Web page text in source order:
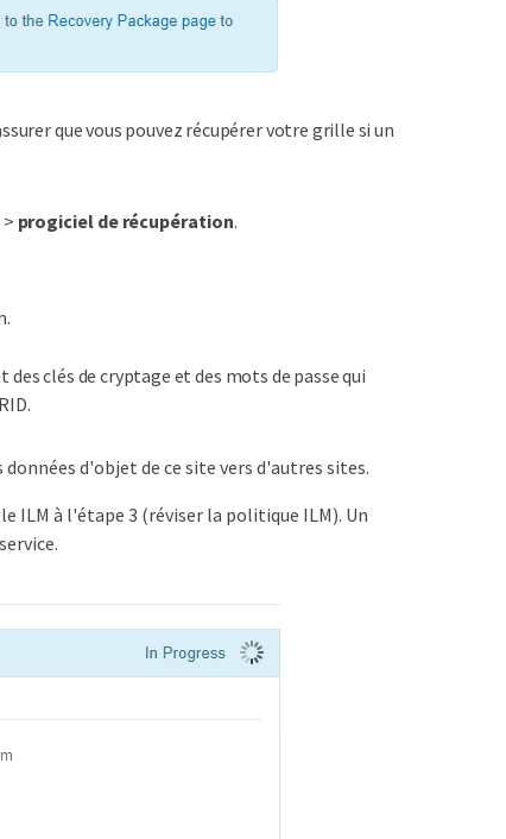
que vous pouvez récupérer votre grille si un
> progiciel de récupération.
clés de cryptage et des mots de passe qui
d'objet de ce site vers d'autres sites.
ILM à l'étape 3 (réviser la politique ILM). Un